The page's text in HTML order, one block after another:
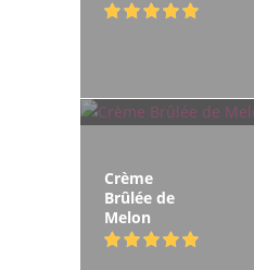
Crème
Brûlée de
Melon